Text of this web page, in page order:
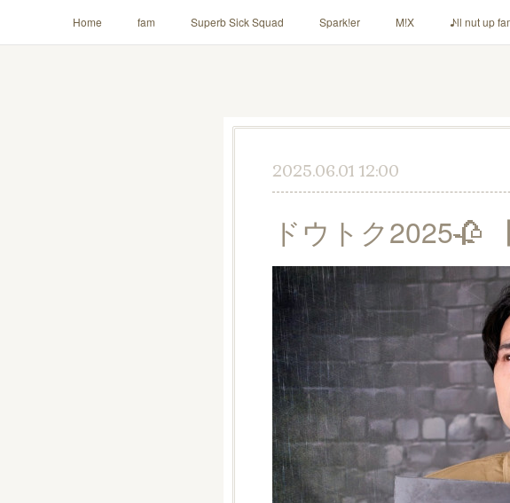
Home fam Superb Sick Squad Spark!er M!X ♪ll nut up
2025.06.01 12:00
ドウトク2025🥀